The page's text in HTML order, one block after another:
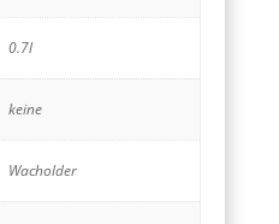
0.7l
keine
Wacholder